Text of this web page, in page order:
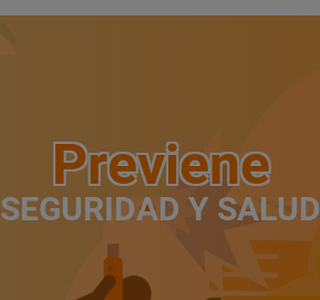
Previene
SEGURIDAD Y SALUD